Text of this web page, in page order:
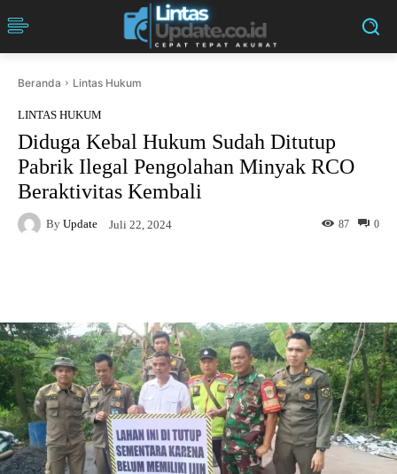
Beranda Lintas Hukum
LINTAS HUKUM
Diduga Kebal Hukum Sudah Ditutup
Pabrik Ilegal Pengolahan Minyak RCO
Beraktivitas Kembali
By Update Juli 22, 2024 0
87